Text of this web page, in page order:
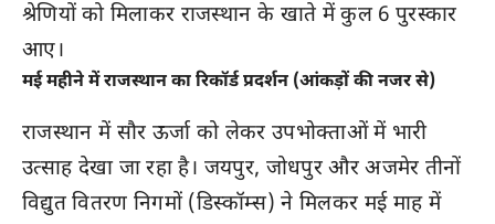
श्रेणियों को मिलाकर राजस्थान के खाते में कुल 6 पुरस्कार
आए।
मई महीने में राजस्थान का रिकॉर्ड प्रदर्शन (आंकड़ों की नजर से)
राजस्थान में सौर ऊर्जा को लेकर उपभोक्ताओं में भारी
उत्साह देखा जा रहा है। जयपुर, जोधपुर और अजमेर तीनों
विद्युत वितरण निगमों (डिस्कॉम्स) ने मिलकर मई माह में